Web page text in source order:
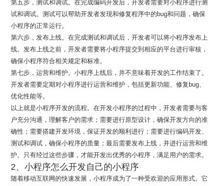
第五步，测试和调试。在完成编码开发后，开发者需要对小程序进行测
试和调试。测试可以帮助开发者发现和修复程序中的bug和问题，确保
小程序的正常运行。
第六步，发布上线。在完成测试和调试后，开发者可以将小程序发布上
线。发布上线之前，开发者需要将小程序提交到相应的平台进行审核，
确保小程序符合相关规定和标准。
第七步，运营和维护。小程序上线后，并不意味着开发的工作结束了。
开发者需要定期对小程序进行运营和维护，包括更新功能、修复bug、
优化性能等。
以上就是小程序开发的流程。在开发小程序的过程中，开发者需要与客
户充分沟通，理解客户的需求；需要进行原型设计，确保开发方向的准
确性；需要搭建开发环境，保证开发的顺利进行；需要进行编码开发、
测试和调试，确保小程序的质量；最后需要发布上线，并进行运营和维
护。只有经过这些步骤，才能开发出优秀的小程序，满足用户的需求。
2、小程序怎么开发自己的小程序
随着移动互联网的快速发展，小程序成为了一种受欢迎的应用形式。它